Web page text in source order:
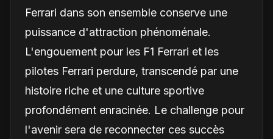
Ferrari dans son ensemble conserve une
puissance d'attraction phénoménale.
L'engouement pour les F1 Ferrari et les
pilotes Ferrari perdure, transcendé par une
histoire riche et une culture sportive
profondément enracinée. Le challenge pour
l'avenir sera de reconnecter ces succès